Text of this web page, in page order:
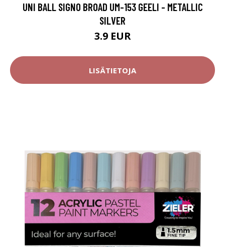
UNI BALL SIGNO BROAD UM-153 GEELI - METALLIC
SILVER
3.9 EUR
LISÄTIETOJA